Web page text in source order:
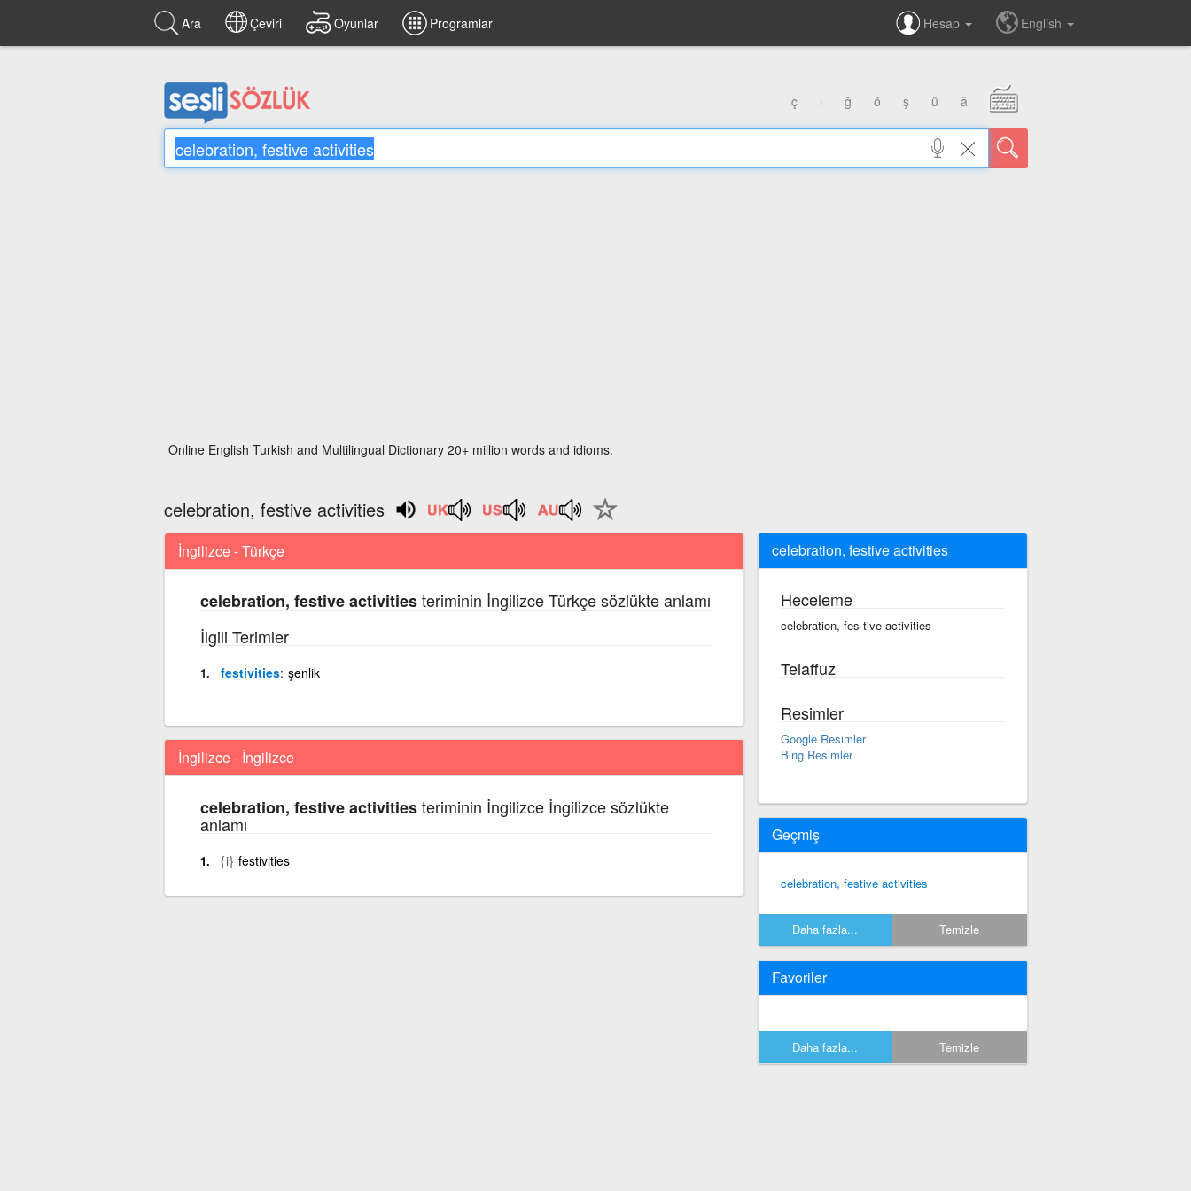
Ara Çeviri Oyunlar Programlar Hesap English
ç ı ğ ö ş ü â
Online English Turkish and Multilingual Dictionary 20+ million words and idioms.
celebration, festive activities
İngilizce - Türkçe
celebration, festive activitiesteriminin İngilizce Türkçe sözlükte anlamı
İlgili Terimler
festivities şenlik
İngilizce - İngilizce
celebration, festive activitiesteriminin İngilizce İngilizce sözlükte
anlamı
{i} festivities
celebration, festive activities
Heceleme
celebration, fes·tive activities
Telaffuz
Resimler
Google Resimler
Bing Resimler
Geçmiş
celebration, festive activities
Daha fazla... Temizle
Favoriler
Daha fazla... Temizle